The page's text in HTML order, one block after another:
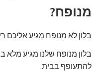
מנופח?
בלון לא מנופח מגיע אליכם
בלון מנופח שלנו מגיע מלא
להתעופף בבית.